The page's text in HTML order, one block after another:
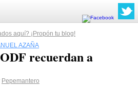
aquí? ¡Propón tu blog!
AZAÑA
recuerdan a
Pepemantero